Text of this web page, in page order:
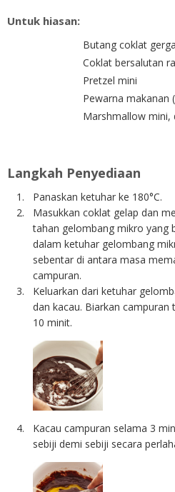
Untuk hiasan:
Butang coklat
Coklat bersalutan
Pretzel mini
Pewarna makanan
Marshmallow mini,
Langkah Penyediaan
Panaskan ketuhar ke 180°C.
Masukkan coklat gelap dan
tahan gelombang mikro yang
dalam ketuhar gelombang
sebentar di antara masa
campuran.
Keluarkan dari ketuhar
dan kacau. Biarkan
10 minit.
Kacau campuran selama 3
sebiji demi sebiji secara